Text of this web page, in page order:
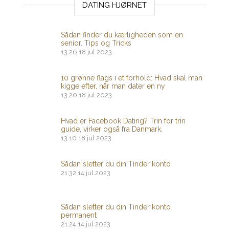
DATING HJØRNET
Sådan finder du kærligheden som en
senior. Tips og Tricks
13:26 18 jul 2023
10 grønne flags i et forhold: Hvad skal man
kigge efter, når man dater en ny
13:20 18 jul 2023
Hvad er Facebook Dating? Trin for trin
guide, virker også fra Danmark.
13:10 18 jul 2023
Sådan sletter du din Tinder konto
21:32 14 jul 2023
Sådan sletter du din Tinder konto
permanent
21:24 14 jul 2023